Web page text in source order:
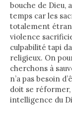
bouche de Dieu,
temps car les
totalement
violence
culpabilité tapi
religieux. On
cherchons à
n’a pas besoin
doit se
intelligence du